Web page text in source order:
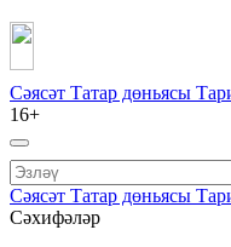
Сәясәт Татар дөньясы
16+
Сәясәт Татар дөньясы
Сәхифәләр